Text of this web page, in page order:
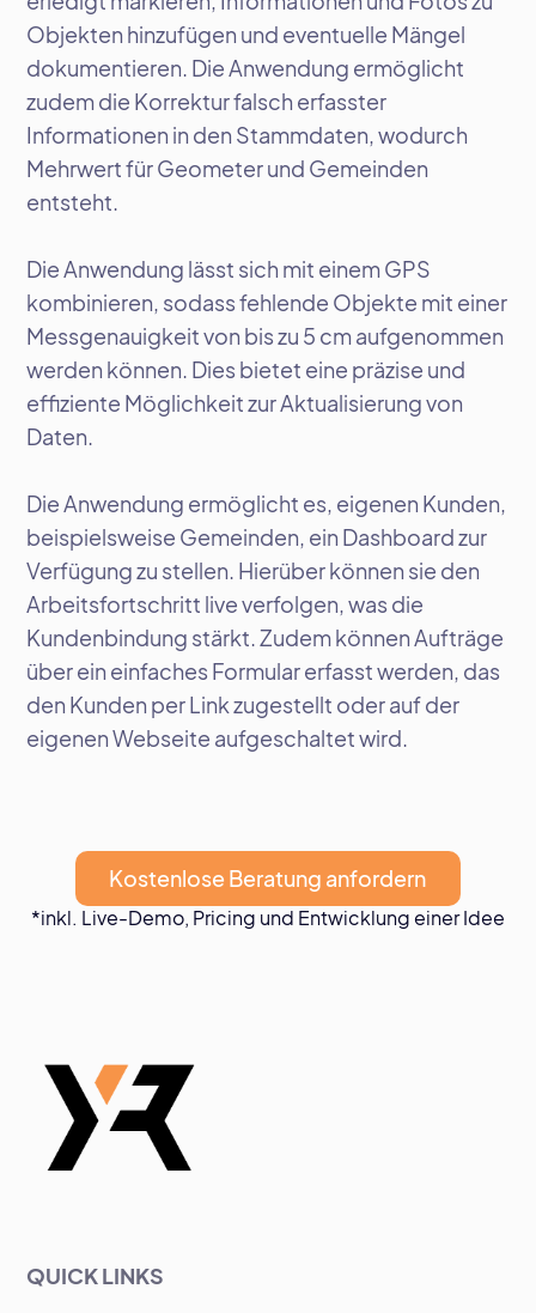
Objekten hinzufügen und eventuelle Mängel
dokumentieren. Die Anwendung ermöglicht
zudem die Korrektur falsch erfasster
Informationen in den Stammdaten, wodurch
Mehrwert für Geometer und Gemeinden
entsteht.
Die Anwendung lässt sich mit einem GPS
kombinieren, sodass fehlende Objekte mit einer
Messgenauigkeit von bis zu 5 cm aufgenommen
werden können. Dies bietet eine präzise und
effiziente Möglichkeit zur Aktualisierung von
Daten.
Die Anwendung ermöglicht es, eigenen Kunden,
beispielsweise Gemeinden, ein Dashboard zur
Verfügung zu stellen. Hierüber können sie den
Arbeitsfortschritt live verfolgen, was die
Kundenbindung stärkt. Zudem können Aufträge
über ein einfaches Formular erfasst werden, das
den Kunden per Link zugestellt oder auf der
eigenen Webseite aufgeschaltet wird.
Kostenlose Beratung anfordern
*inkl. Live-Demo, Pricing und Entwicklung einer Idee
QUICK LINKS